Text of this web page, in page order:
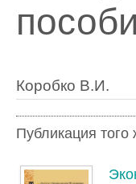
Коробко В.И.
Публикация того